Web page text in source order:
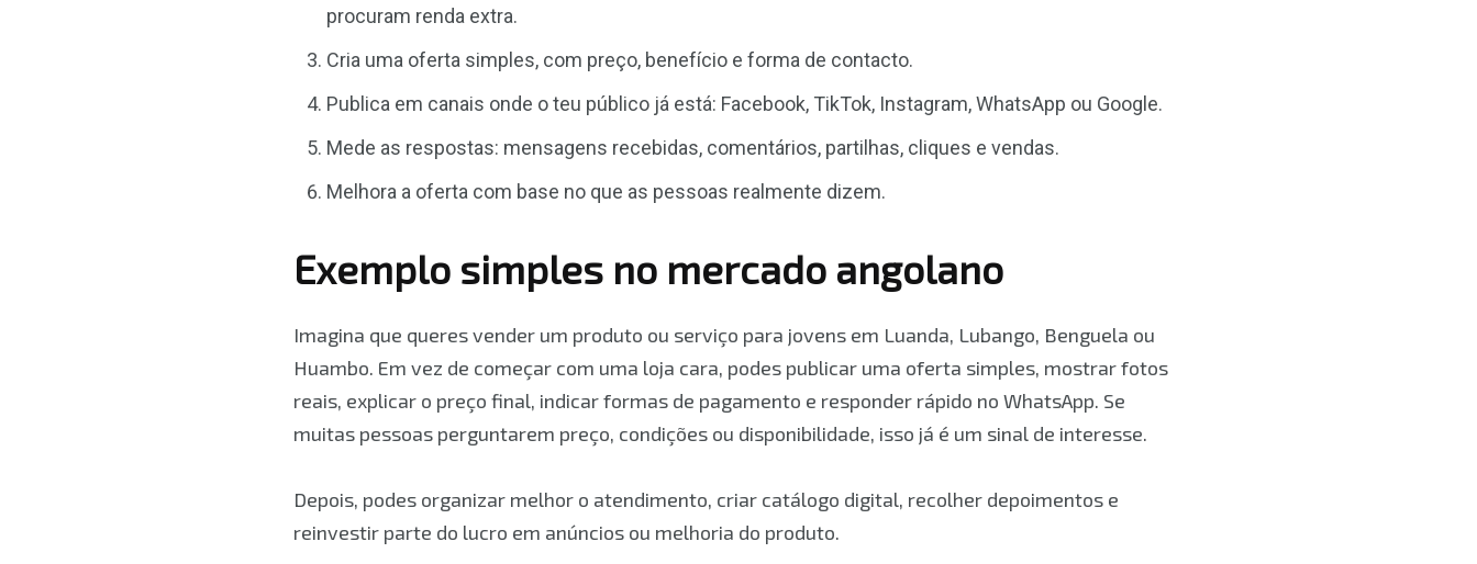
procuram renda extra.
Cria uma oferta simples, com preço, benefício e forma de contacto.
Publica em canais onde o teu público já está: Facebook, TikTok, Instagram, WhatsApp ou Google.
Mede as respostas: mensagens recebidas, comentários, partilhas, cliques e vendas.
Melhora a oferta com base no que as pessoas realmente dizem.
Exemplo simples no mercado angolano
Imagina que queres vender um produto ou serviço para jovens em Luanda, Lubango, Benguela ou
Huambo. Em vez de começar com uma loja cara, podes publicar uma oferta simples, mostrar fotos
reais, explicar o preço final, indicar formas de pagamento e responder rápido no WhatsApp. Se
muitas pessoas perguntarem preço, condições ou disponibilidade, isso já é um sinal de interesse.
Depois, podes organizar melhor o atendimento, criar catálogo digital, recolher depoimentos e
reinvestir parte do lucro em anúncios ou melhoria do produto.